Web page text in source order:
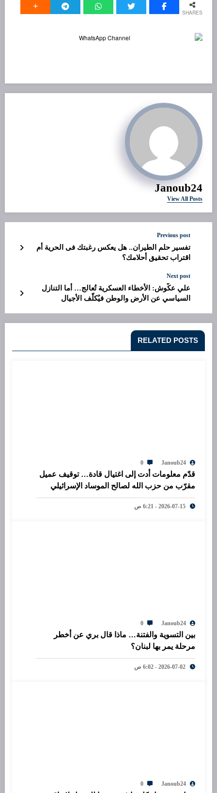
SHARES
Janoub24
View All Posts
Previous post
تفسير حلم الطيران.. هل يعكس رغبتك فى الحرية أم
اقتراب تحقيق أحلامك؟
Next post
علي عكّوش: الأخطاء العسكرية تُعالج… أما التنازل
السياسي عن الأرض والوطن فيُكلّف الأجيال
RELATED POSTS
Janoub24
0
قدّم معلومات أدت إلى اغتيال قادة… توقيف عميل
مقرّب من حزب الله لصالح الموساد الإسرائيلي
2026-07-15 - 6:21 ص
Janoub24
0
بين التسوية والفتنة… ماذا قال بري عن أخطر
مرحلة يمر بها لبنان؟
2026-07-02 - 6:02 ص
Janoub24
0